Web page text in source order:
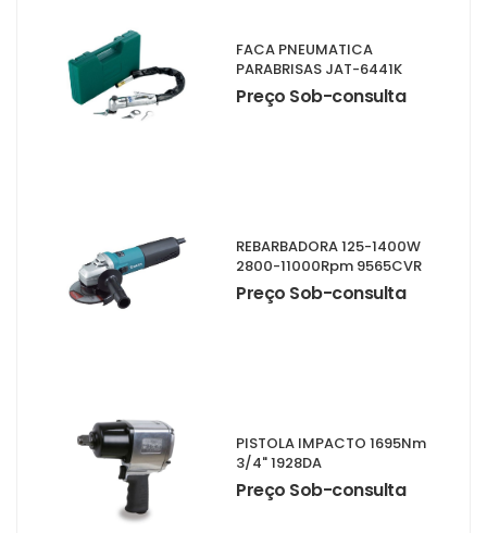
FACA PNEUMATICA
PARABRISAS JAT-6441K
Preço Sob-consulta
REBARBADORA 125-1400W
2800-11000Rpm 9565CVR
Preço Sob-consulta
PISTOLA IMPACTO 1695Nm
3/4" 1928DA
Preço Sob-consulta